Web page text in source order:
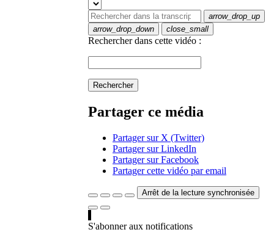
arrow_drop_up
arrow_drop_down
close_small
Rechercher dans cette vidéo :
Rechercher
Partager ce média
Partager sur X (Twitter)
Partager sur LinkedIn
Partager sur Facebook
Partager cette vidéo par email
Arrêt de la lecture synchronisée
S'abonner aux notifications